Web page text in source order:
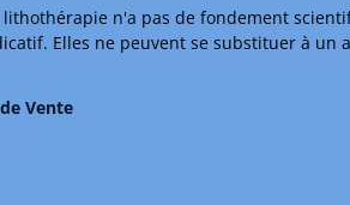
Vente
n'a pas de fondement
Elles ne peuvent se substituer à un